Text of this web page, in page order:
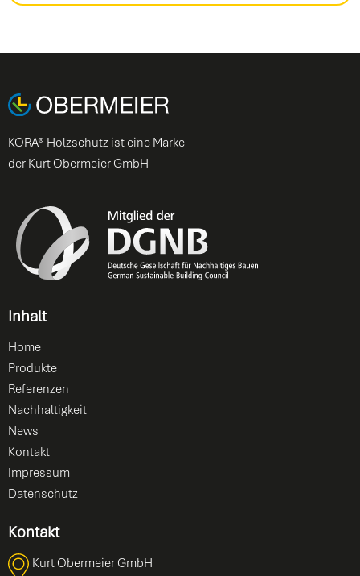
KORA® Holzschutz ist eine Marke
der Kurt Obermeier GmbH
Inhalt
Home
Produkte
Referenzen
Nachhaltigkeit
News
Kontakt
Impressum
Datenschutz
Kontakt
Kurt Obermeier GmbH